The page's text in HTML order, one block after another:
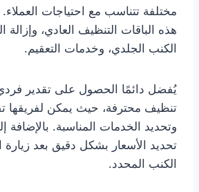
مختلفة تتناسب مع احتياجات
هذه الباقات التنظيف العادي، وإزالة
الكنب الجلدي، وخدمات التعقيم.
يُفضل دائمًا الحصول على تقدير
تنظيف محترفة، حيث يمكن لفريقها
وتحديد الخدمات المناسبة. بالإضافة
تحديد الأسعار بشكل دقيق بعد
الكنب المحدد.